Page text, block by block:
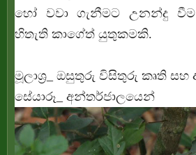
හෝ වවා ගැනීමට උනන්දු වීම
හිතැති කාගේත් යුතුකමකි.
මූලාශ්‍ර_ ඔසුතුරු විසිතුරු කෘති
සේයාරූ_ අන්තර්ජාලයෙන්